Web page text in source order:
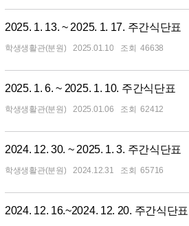
2025. 1. 13. ~ 2025. 1. 17. 주간식단표
학생생활관(분원) 2025.01.10 46638
2025. 1. 6. ~ 2025. 1. 10. 주간식단표
학생생활관(분원) 2025.01.06 62412
2024. 12. 30. ~ 2025. 1. 3. 주간식단표
학생생활관(분원) 2024.12.31 65716
2024. 12. 16.~2024. 12. 20. 주간식단표